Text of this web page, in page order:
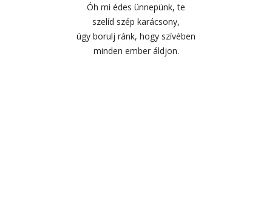
Óh mi édes ünnepünk, te
szelíd szép karácsony,
úgy borulj ránk, hogy szívében
minden ember áldjon.